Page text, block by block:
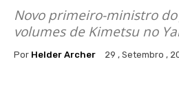
Novo primeiro-ministro do
volumes de Kimetsu no
Por Helder Archer 29 , Setembro ,